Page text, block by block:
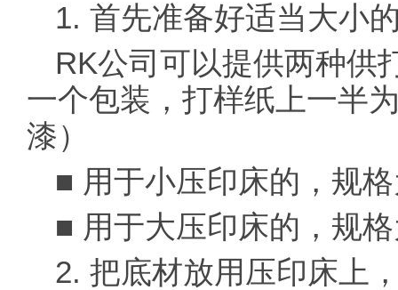
1. 首先准备好适当大小
RK公司可以提供两种供
一个包装，打样纸上一半
漆）
■ 用于小压印床的，规
■ 用于大压印床的，规
2. 把底材放用压印床上